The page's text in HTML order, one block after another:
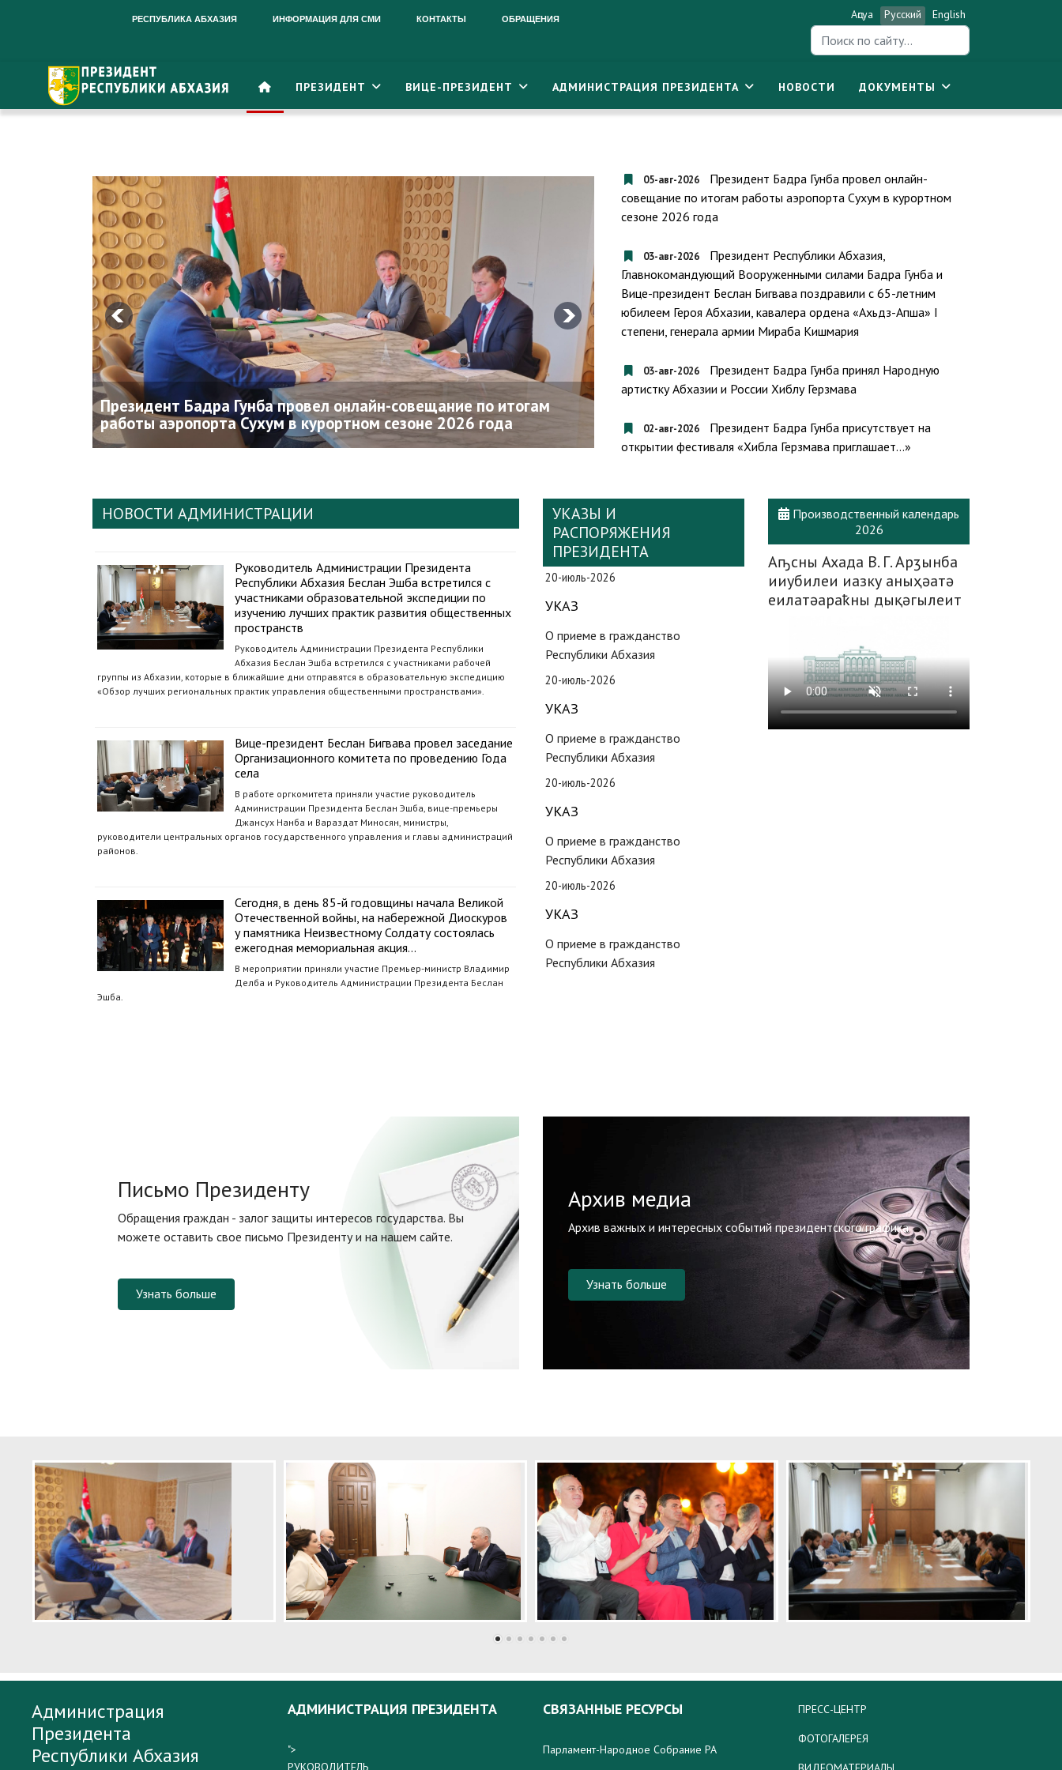
РЕСПУБЛИКА АБХАЗИЯ ИНФОРМАЦИЯ ДЛЯ СМИ КОНТАКТЫ ОБРАЩЕНИЯ Аԥсуа Русский
English
Искать...
ПРЕЗИДЕНТ ВИЦЕ-ПРЕЗИДЕНТ АДМИНИСТРАЦИЯ ПРЕЗИДЕНТА НОВОСТИ ДОКУМЕНТЫ
Президент Бадра Гунба провел онлайн-совещание по итогам
работы аэропорта Сухум в курортном сезоне 2026 года
Вооруженными силами Бадра Гунба и Вице-президент Беслан
Бигвава поздравили с 65-летним юбилеем Героя Абхазии,
Мираба Кишмария
05-авг-2026
Президент Бадра Гунба провел онлайн-
совещание по итогам работы аэропорта Сухум в курортном
сезоне 2026 года
03-авг-2026
Президент Республики Абхазия,
Главнокомандующий Вооруженными силами Бадра Гунба и
Вице-президент Беслан Бигвава поздравили с 65-летним
юбилеем Героя Абхазии, кавалера ордена «Ахьдз-Апша» I
степени, генерала армии Мираба Кишмария
03-авг-2026
Президент Бадра Гунба принял Народную
артистку Абхазии и России Хиблу Герзмава
02-авг-2026
Президент Бадра Гунба присутствует на
открытии фестиваля «Хибла Герзмава приглашает…»
НОВОСТИ АДМИНИСТРАЦИИ
Руководитель Администрации Президента
Республики Абхазия Беслан Эшба встретился с
участниками образовательной экспедиции по
изучению лучших практик развития общественных
пространств
Руководитель Администрации Президента Республики
Абхазия Беслан Эшба встретился с участниками рабочей
группы из Абхазии, которые в ближайшие дни отправятся в образовательную экспедицию
«Обзор лучших региональных практик управления общественными пространствами».
Вице-президент Беслан Бигвава провел заседание
Организационного комитета по проведению Года
села
В работе оргкомитета приняли участие руководитель
Администрации Президента Беслан Эшба, вице-премьеры
Джансух Нанба и Вараздат Миносян, министры,
руководители центральных органов государственного управления и главы администраций
районов.
Сегодня, в день 85-й годовщины начала Великой
Отечественной войны, на набережной Диоскуров
у памятника Неизвестному Солдату состоялась
ежегодная мемориальная акция…
В мероприятии приняли участие Премьер-министр Владимир
Делба и Руководитель Администрации Президента Беслан
Эшба.
УКАЗЫ И
РАСПОРЯЖЕНИЯ
ПРЕЗИДЕНТА
20-июль-2026
УКАЗ
О приеме в гражданство
Республики Абхазия
20-июль-2026
УКАЗ
О приеме в гражданство
Республики Абхазия
20-июль-2026
УКАЗ
О приеме в гражданство
Республики Абхазия
20-июль-2026
УКАЗ
О приеме в гражданство
Республики Абхазия
Производственный календарь
2026
Аҧсны Ахада В. Г. Арӡынба
ииубилеи иазку аныҳәатә
еилатәараҟны дықәгылеит
Письмо Президенту
Обращения граждан - залог защиты интересов государства. Вы
можете оставить свое письмо Президенту и на нашем сайте.
Узнать больше
Архив медиа
Архив важных и интересных событий президентского графика
Узнать больше
Администрация
Президента
Республики Абхазия
АДМИНИСТРАЦИЯ ПРЕЗИДЕНТА
">
РУКОВОДИТЕЛЬ
СВЯЗАННЫЕ РЕСУРСЫ
Парламент-Народное Собрание РА
ПРЕСС-ЦЕНТР
ФОТОГАЛЕРЕЯ